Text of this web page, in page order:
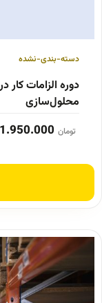
دسته-بندی-نشده
دوره الزامات
محلول‌سازی
تومان 1.950.000